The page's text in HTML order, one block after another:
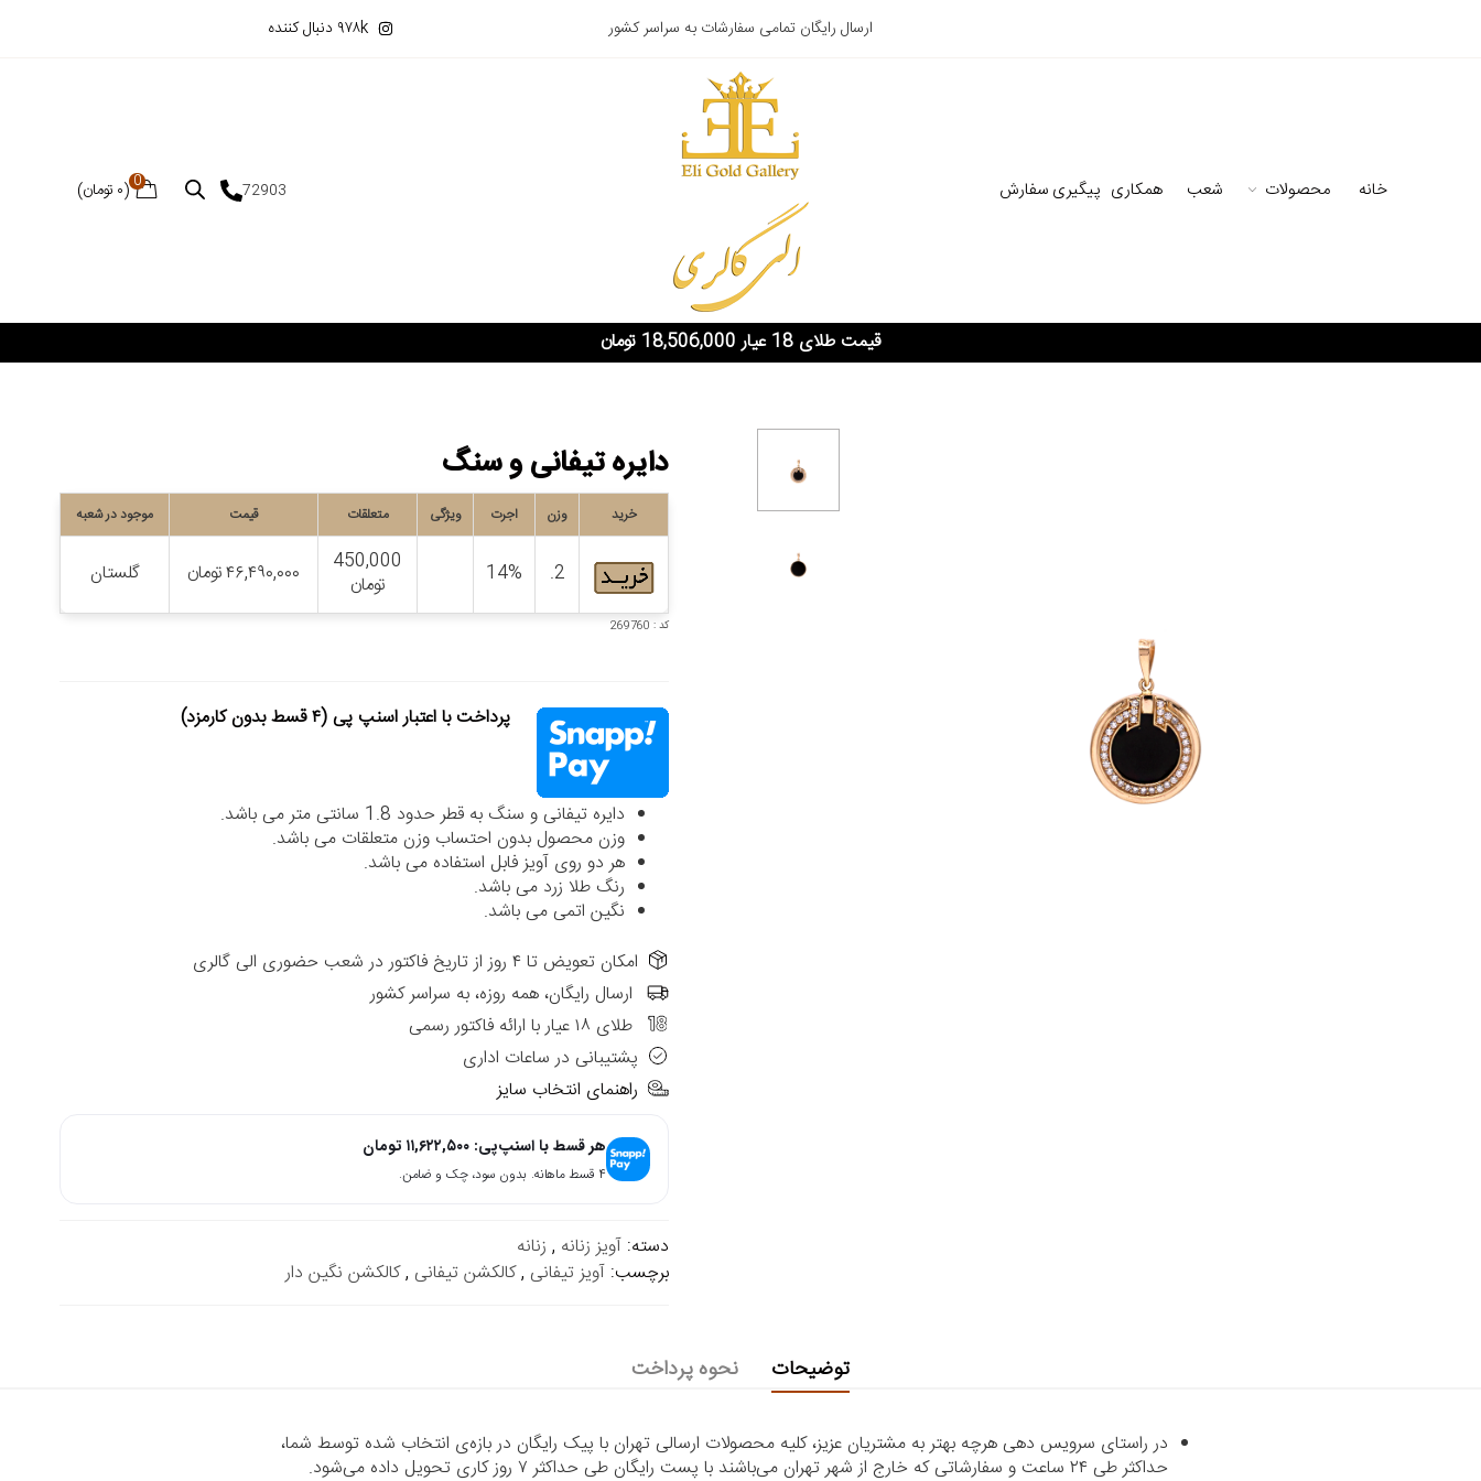
ارسال رایگان تمامی سفارشات به سراسر کشور ۹۷۸k دنبال کننده
خانه محصولات شعب همکاری پیگیری سفارش 72903
0
(۰ تومان)
قیمت طلای 18 عیار 18,506,000 تومان
دایره تیفانی و سنگ
خرید وزن اجرت ویژگی متعلقات قیمت موجود در شعبه
2.
14%
450,000
تومان
۴۶,۴۹۰,۰۰۰تومان گلستان
کد : 269760
پرداخت با اعتبار اسنپ پی (۴ قسط بدون کارمزد)
دایره تیفانی و سنگ به قطر حدود 1.8 سانتی متر می باشد.
وزن محصول بدون احتساب وزن متعلقات می باشد.
هر دو روی آویز فابل استفاده می باشد.
رنگ طلا زرد می باشد.
نگین اتمی می باشد.
امکان تعویض تا ۴ روز از تاریخ فاکتور در شعب حضوری الی گالری
ارسال رایگان، همه روزه، به سراسر کشور
طلای ۱۸ عیار با ارائه فاکتور رسمی
پشتیبانی در ساعات اداری
راهنمای انتخاب سایز
هر قسط با اسنپ‌پی: ۱۱,۶۲۲,۵۰۰ تومان
۴ قسط ماهانه. بدون سود، چک و ضامن.
دسته: آویز زنانه , زنانه
برچسب: آویز تیفانی ,کالکشن تیفانی ,کالکشن نگین دار
توضیحات نحوه پرداخت
در راستای سرویس دهی هرچه بهتر به مشتریان عزیز، کلیه محصولات ارسالی تهران با پیک رایگان در بازه‌ی انتخاب شده توسط شما،
حداکثر طی ۲۴ ساعت و سفارشاتی که خارج از شهر تهران می‌باشند با پست رایگان طی حداکثر ۷ روز کاری تحویل داده می‌شود.